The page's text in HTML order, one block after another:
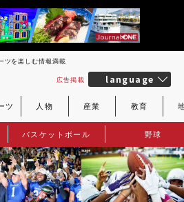
ツを楽しむ情報満載
広告掲載 language
ツ 人物 産業 教育
バスケットボール 野球